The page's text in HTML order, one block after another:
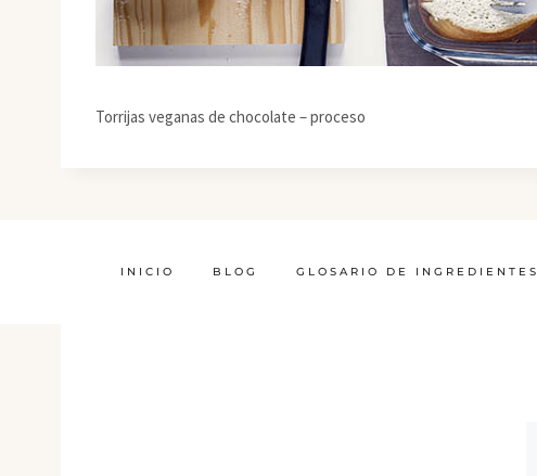
Torrijas veganas de chocolate – proceso
INICIO BLOG GLOSARIO DE INGREDIENTES